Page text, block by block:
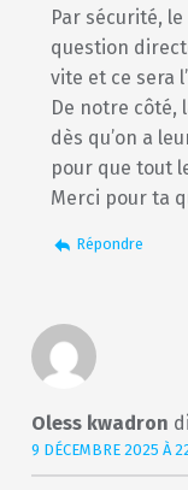
Par sécurité,
question
vite et ce sera
De notre côté,
dès qu’on a
pour que tout
Merci pour ta
Répondre
Oless kwadron
9 DÉCEMBRE 2025 À